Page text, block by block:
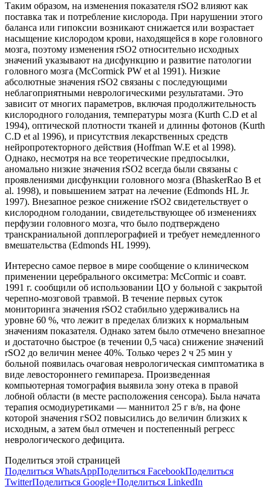
Таким образом, на изменения показателя rSO2 влияют как
поставка так и потребление кислорода. При нарушении этого
баланса или гипоксии возникают снижается или возрастает
насыщение кислородом крови, находящейся в коре головного
мозга, поэтому изменения rSO2 относительно исходных
значений указывают на дисфункцию и развитие патологии
головного мозга (McCormick PW et al 1991). Низкие
абсолютные значения rSO2 связаны с последующими
неблагоприятными неврологическими результатами. Это
зависит от многих параметров, включая продолжительность
кислородного голодания, температуры мозга (Kurth C.D et al
1994), оптической плотности тканей и длинны фотонов (Kurth
C.D et al 1996), и присутствия лекарственных средств
нейропротекторного действия (Hoffman W.E et al 1998).
Однако, несмотря на все теоретические предпосылки,
аномально низкие значения rSO2 всегда были связаны с
проявлениями дисфункции головного мозга (BhaskerRao B et
al. 1998), и повышением затрат на лечение (Edmonds HL Jr.
1997). Внезапное резкое снижение rSO2 свидетельствует о
кислородном голодании, свидетельствующее об изменениях
перфузии головного мозга, что было подтверждено
транскраниальной допплерографией и требует немедленного
вмешательства (Edmonds HL 1999).
Интересно самое первое в мире сообщение о клиническом
применении церебрального оксиметра: McCormic и соавт.
1991 г. сообщили об использовании ЦО у больной с закрытой
черепно-мозговой травмой. В течение первых суток
мониторинга значения rSO2 стабильно удерживались на
уровне 60 %, что лежит в пределах близких к нормальным
значениям показателя. Однако затем было отмечено внезапное
и достаточно быстрое (в течении 0,5 часа) снижение значений
rSO2 до величин менее 40%. Только через 2 ч 25 мин у
больной появилась очаговая неврологическая симптоматика в
виде левостороннего гемипареза. Произведенная
компьютерная томография выявила зону отека в правой
лобной области (в месте расположения сенсора). Была начата
терапия осмодиуретиками — маннитол 25 г в/в, на фоне
которой значения гSО2 повысились до величин близких к
исходным, а затем был отмечен и постепенный регресс
неврологического дефицита.
Поделиться этой страницей
Поделиться WhatsAppПоделиться FacebookПоделиться
TwitterПоделиться Google+Поделиться LinkedIn